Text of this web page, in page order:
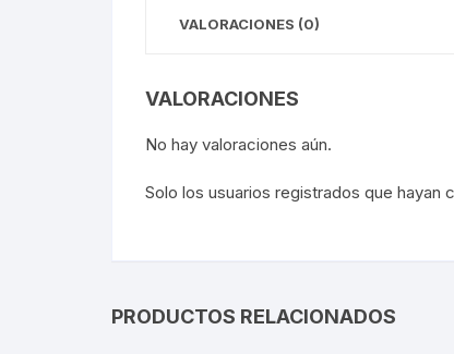
VALORACIONES (0)
VALORACIONES
No hay valoraciones aún.
Solo los usuarios registrados que
PRODUCTOS RELACIONADOS